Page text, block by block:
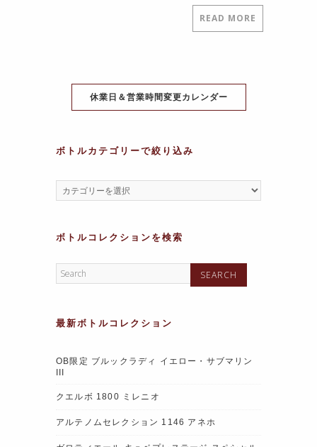
READ MORE
休業日＆営業時間変更カレンダー
ボトルカテゴリーで絞り込み
ボトルコレクションを検索
最新ボトルコレクション
OB限定 ブルックラディ イエロー・サブマリン
III
クエルボ 1800 ミレニオ
アルテノムセレクション 1146 アネホ